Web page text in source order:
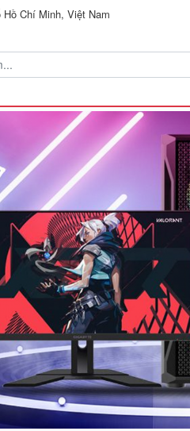
Chí Minh, Việt Nam